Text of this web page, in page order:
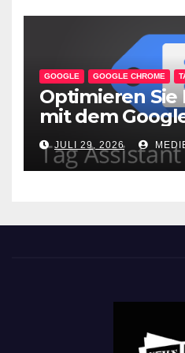
GOOGLE GOOGLE CHROME
Optimieren
mit dem
Assistant:
gemacht!
JULI 29, 2026